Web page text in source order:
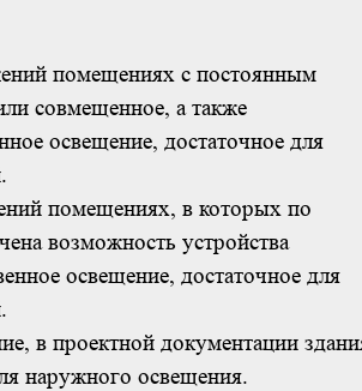
помещениях с постоянным
совмещенное, а также
освещение, достаточное для
помещениях, в которых по
возможность устройства
освещение, достаточное для
в проектной документации
наружного освещения.